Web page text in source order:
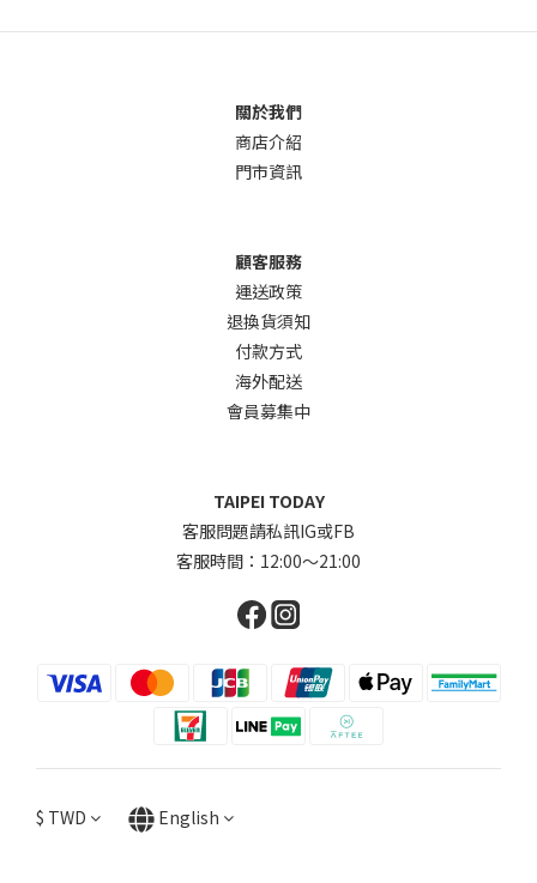
關於我們
商店介紹
門市資訊
顧客服務
運送政策
退換貨須知
付款方式
海外配送
會員募集中
TAIPEI TODAY
客服問題請私訊IG或FB
客服時間：12:00～21:00
$ TWD English